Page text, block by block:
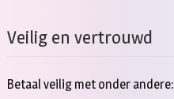
Veilig en vertrouwd
Betaal veilig met onder andere: